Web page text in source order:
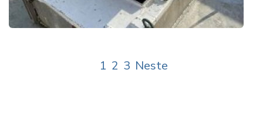
1 2 3 Neste